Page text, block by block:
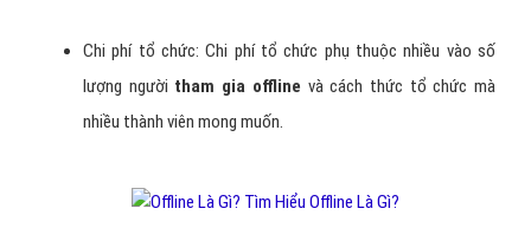
Chi phí tổ chức: Chi phí tổ chức phụ thuộc nhiều vào số
lượng người tham gia offline và cách thức tổ chức mà
nhiều thành viên mong muốn.